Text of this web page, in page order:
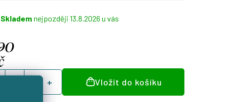
Skladem 13.8.2026
Vložit do košíku